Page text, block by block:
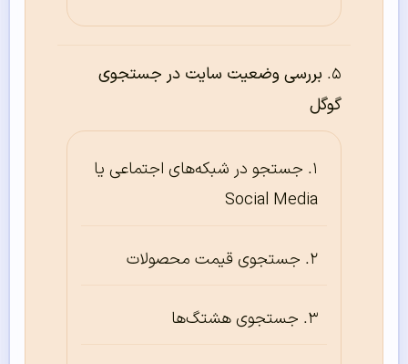
بررسی وضعیت سایت در جستجوی
گوگل
جستجو در شبکه‌های اجتماعی یا
Social Media
جستجوی قیمت محصولات
جستجوی هشتگ‌ها